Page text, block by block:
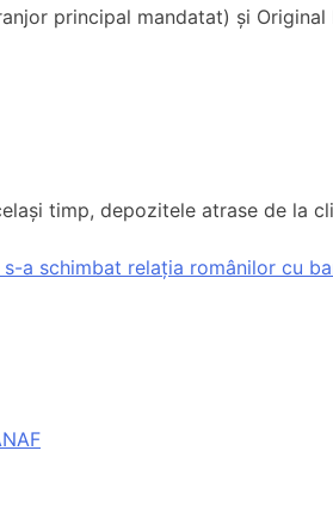
principal mandatat) și
timp, depozitele atrase de la
a schimbat relația românilor cu